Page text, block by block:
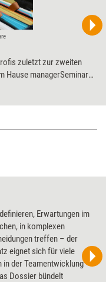
zuletzt zur zweiten
Hause managerSeminare
Erwartungen im
in komplexen
treffen – der
eignet sich für viele
in der Teamentwicklung
Dossier bündelt